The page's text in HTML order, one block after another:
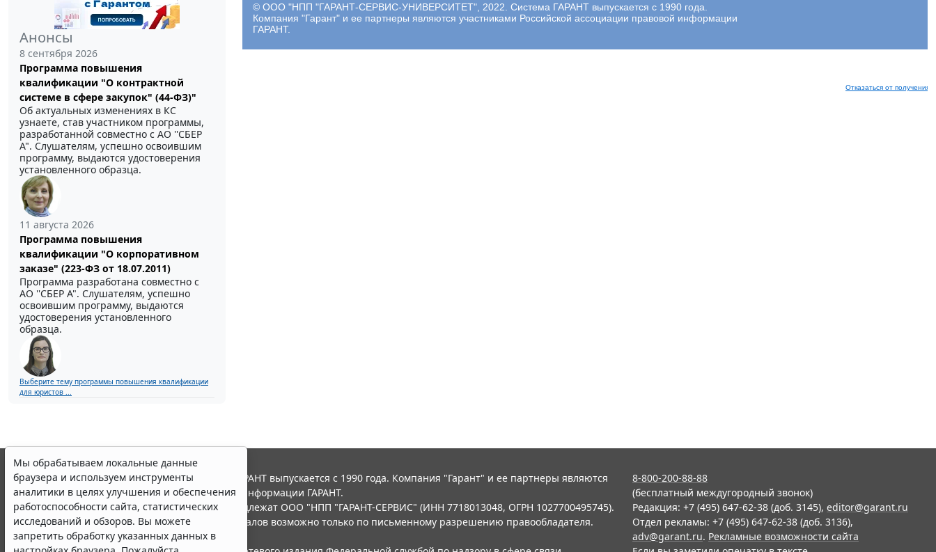
Анонсы
8 сентября 2026
Программа повышения
квалификации "О контрактной
системе в сфере закупок" (44-ФЗ)"
Об актуальных изменениях в КС
узнаете, став участником программы,
разработанной совместно с АО ''СБЕР
А". Слушателям, успешно освоившим
программу, выдаются удостоверения
установленного образца.
11 августа 2026
Программа повышения
квалификации "О корпоративном
заказе" (223-ФЗ от 18.07.2011)
Программа разработана совместно с
АО ''СБЕР А". Слушателям, успешно
освоившим программу, выдаются
удостоверения установленного
образца.
Выберите тему программы повышения квалификации
для юристов ...
© ООО "НПП "ГАРАНТ-СЕРВИС-УНИВЕРСИТЕТ", 2022. Система ГАРАНТ выпускается с 1990 года.
Компания "Гарант" и ее партнеры являются участниками Российской ассоциации правовой информации
ГАРАНТ.
Отказаться от получения
Мы обрабатываем локальные данные
браузера и используем инструменты
аналитики в целях улучшения и обеспечения
работоспособности сайта, статистических
исследований и обзоров. Вы можете
запретить обработку указанных данных в
© ООО "НПП "ГАРАНТ-СЕРВИС", 2026. Система ГАРАНТ выпускается с 1990 года. Компания "Гарант" и ее партнеры являются
участниками Российской ассоциации правовой информации ГАРАНТ.
Все права на материалы сайта ГАРАНТ.РУ принадлежат ООО "НПП "ГАРАНТ-СЕРВИС" (ИНН 7718013048, ОГРН 1027700495745).
Полное или частичное воспроизведение материалов возможно только по письменному разрешению правообладателя.
Правила использования портала.
8-800-200-88-88
(бесплатный междугородный звонок)
Редакция: +7 (495) 647-62-38 (доб. 3145), editor@garant.ru
Отдел рекламы: +7 (495) 647-62-38 (доб. 3136),
adv@garant.ru. Рекламные возможности сайта